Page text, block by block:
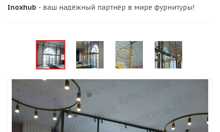
Inoxhub - ваш надёжный партнёр в мире фурнитуры!